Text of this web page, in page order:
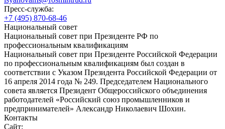
Пресс-служба:
+7 (495) 870-68-46
Национальный совет
Национальный совет при Президенте РФ по
профессиональным квалификациям
Национальный совет при Президенте Российской Федерации
по профессиональным квалификациям был создан в
соответствии с Указом Президента Российской Федерации от
16 апреля 2014 года № 249. Председателем Национального
совета является Президент Общероссийского объединения
работодателей «Российский союз промышленников и
предпринимателей» Александр Николаевич Шохин.
Контакты
Сайт: